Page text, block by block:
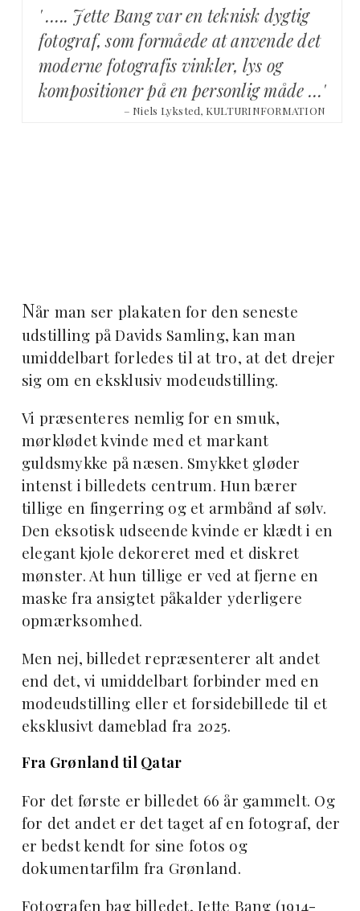
' ….. Jette Bang var en teknisk dygtig
fotograf, som formåede at anvende det
moderne fotografis vinkler, lys og
kompositioner på en personlig måde …'
– Niels Lyksted, KULTURINFORMATION
Når man ser plakaten for den seneste
udstilling på Davids Samling, kan man
umiddelbart forledes til at tro, at det drejer
sig om en eksklusiv modeudstilling.
Vi præsenteres nemlig for en smuk,
mørklødet kvinde med et markant
guldsmykke på næsen. Smykket gløder
intenst i billedets centrum. Hun bærer
tillige en fingerring og et armbånd af sølv.
Den eksotisk udseende kvinde er klædt i en
elegant kjole dekoreret med et diskret
mønster. At hun tillige er ved at fjerne en
maske fra ansigtet påkalder yderligere
opmærksomhed.
Men nej, billedet repræsenterer alt andet
end det, vi umiddelbart forbinder med en
modeudstilling eller et forsidebillede til et
eksklusivt dameblad fra 2025.
Fra Grønland til Qatar
For det første er billedet 66 år gammelt. Og
for det andet er det taget af en fotograf, der
er bedst kendt for sine fotos og
dokumentarfilm fra Grønland.
Fotografen bag billedet, Jette Bang (1914-